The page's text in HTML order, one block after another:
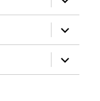
anzeigen
anzeigen
anzeigen